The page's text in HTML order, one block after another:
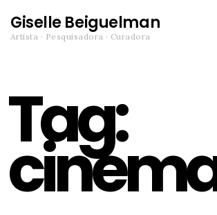
Giselle Beiguelman
Artista · Pesquisadora · Curadora
Tag: